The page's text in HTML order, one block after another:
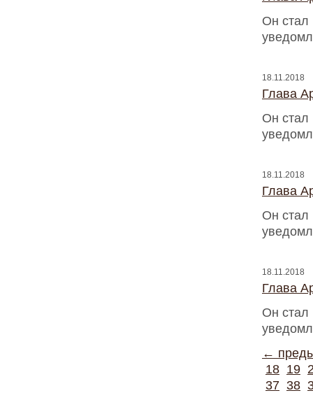
Он стал
18.11.2018
Глава
Он стал
18.11.2018
Глава
Он стал
18.11.2018
Глава
Он стал
←
18 19
37 38